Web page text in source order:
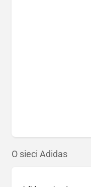
O sieci Adidas